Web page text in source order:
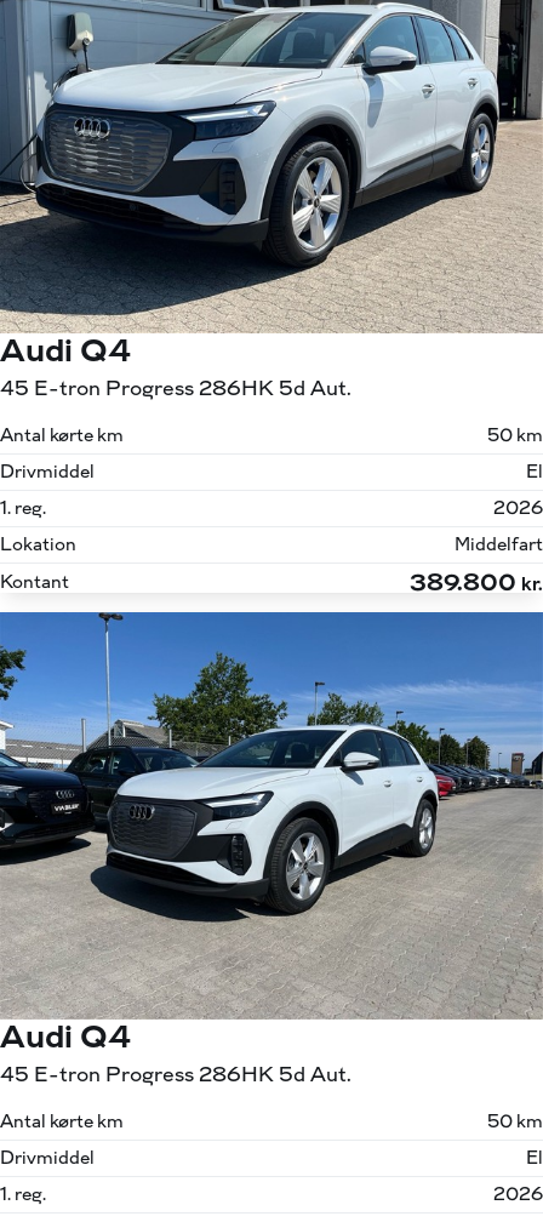
Audi Q4
45 E-tron Progress 286HK 5d Aut.
Antal kørte km
50 km
Drivmiddel
El
1. reg.
2026
Lokation
Middelfart
Kontant
389.800 kr.
Audi Q4
45 E-tron Progress 286HK 5d Aut.
Antal kørte km
50 km
Drivmiddel
El
1. reg.
2026